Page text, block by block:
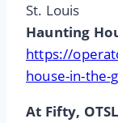
St. Louis
Haunting
https://
house-in-the-
At Fifty,